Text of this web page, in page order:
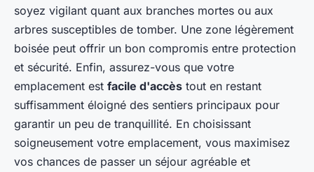
soyez vigilant quant aux branches mortes ou aux
arbres susceptibles de tomber. Une zone légèrement
boisée peut offrir un bon compromis entre protection
et sécurité. Enfin, assurez-vous que votre
emplacement est facile d'accès tout en restant
suffisamment éloigné des sentiers principaux pour
garantir un peu de tranquillité. En choisissant
soigneusement votre emplacement, vous maximisez
vos chances de passer un séjour agréable et